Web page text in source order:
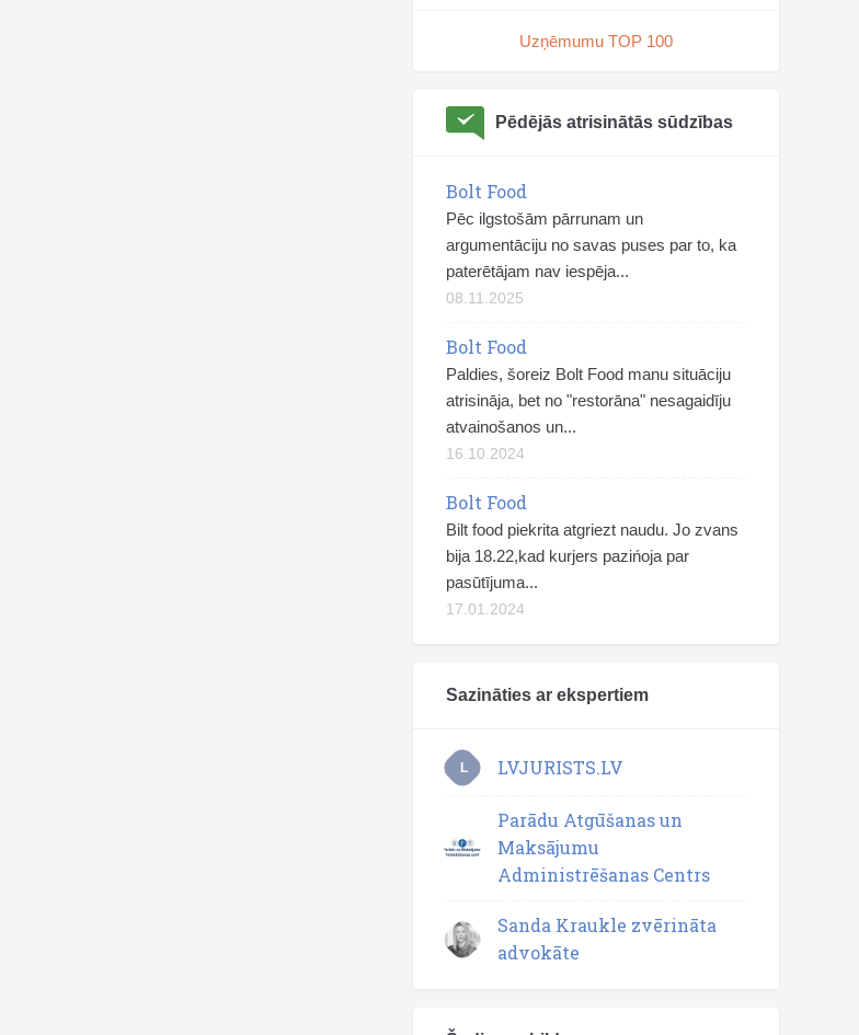
Uzņēmumu TOP 100
Pēdējās atrisinātās sūdzības
Bolt Food
Pēc ilgstošām pārrunam un
argumentāciju no savas puses par to, ka
paterētājam nav iespēja...
08.11.2025
Bolt Food
Paldies, šoreiz Bolt Food manu situāciju
atrisināja, bet no "restorāna" nesagaidīju
atvainošanos un...
16.10.2024
Bolt Food
Bilt food piekrita atgriezt naudu. Jo zvans
bija 18.22,kad kurjers pazińoja par
pasūtījuma...
17.01.2024
Sazināties ar ekspertiem
L LVJURISTS.LV
Parādu Atgūšanas un
Maksājumu
Administrēšanas Centrs
Sanda Kraukle zvērināta
advokāte